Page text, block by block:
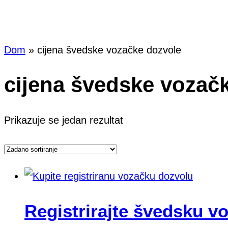
Dom » cijena švedske vozačke dozvole
cijena švedske
Prikazuje se jedan rezultat
Registrirajte švedsku